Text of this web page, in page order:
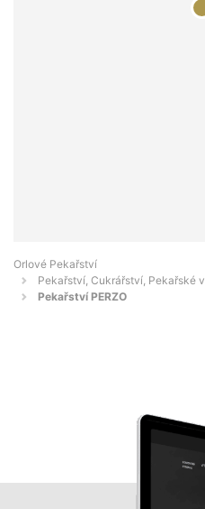
Orlové Pekařství
Pekařství, Cukrářství, Pekařské
Pekařství PERZO